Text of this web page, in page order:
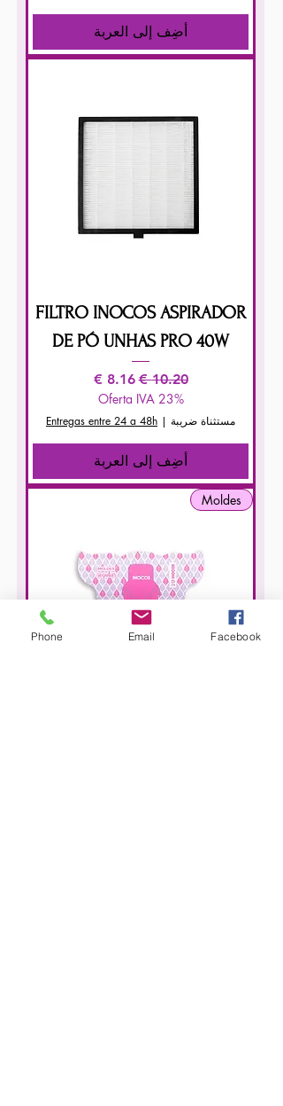
أضِف إلى العربة
FILTRO INOCOS ASPIRADOR
DE PÓ UNHAS PRO 40W
سعر عادي‏10.20 € سعر البيع‏8.16 €
Oferta IVA 23%
مستثناة ضريبة |
Entregas entre 24 a 48h
أضِف إلى العربة
Moldes
Phone Email Facebook